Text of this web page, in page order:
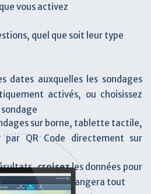
vous activez
quel que soit leur type
dates auxquelles les sondages
activés, ou choisissez
sur borne, tablette tactile,
par QR Code directement sur
croisezles données pour
qui changera tout